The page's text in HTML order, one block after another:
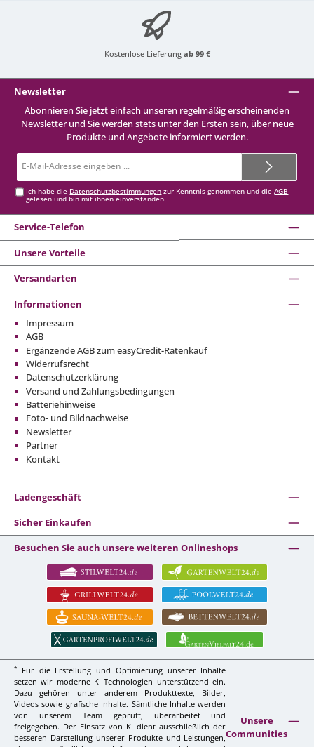
Kostenlose Lieferung ab 99 €
Newsletter
Abonnieren Sie jetzt einfach unseren regelmäßig erscheinenden
Newsletter und Sie werden stets unter den Ersten sein, über neue
Produkte und Angebote informiert werden.
Mail-
Ich habe die Datenschutzbestimmungen zur Kenntnis genommen und dieAGB
gelesen und bin mit ihnen einverstanden.
Service-Telefon
Unsere Vorteile
Versandarten
Informationen
Impressum
AGB
Ergänzende AGB zum easyCredit-Ratenkauf
Widerrufsrecht
Datenschutzerklärung
Versand und Zahlungsbedingungen
Batteriehinweise
Foto- und Bildnachweise
Newsletter
Partner
Kontakt
Ladengeschäft
Sicher Einkaufen
Besuchen Sie auch unsere weiteren Onlineshops
*
Für die Erstellung und Optimierung unserer Inhalte
setzen wir moderne KI-Technologien unterstützend ein.
Dazu gehören unter anderem Produkttexte, Bilder,
Videos sowie grafische Inhalte. Sämtliche Inhalte werden
von unserem Team geprüft, überarbeitet und
freigegeben. Der Einsatz von KI dient ausschließlich der
besseren Darstellung unserer Produkte und Leistungen,
Unsere
Communities